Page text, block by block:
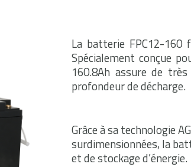
La batterie FPC12-
Spécialement conçue
160.8Ah assure de
profondeur de décharge.
Grâce à sa technologie
surdimensionnées, la
et de stockage d’énergie.